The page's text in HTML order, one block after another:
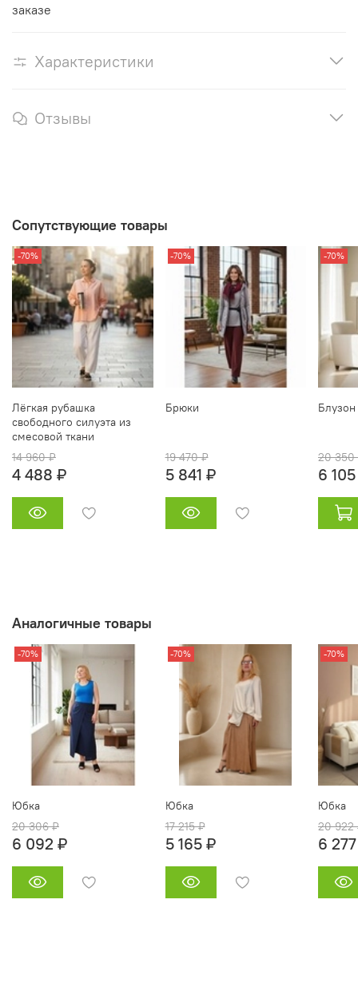
заказе
Характеристики
Отзывы
Сопутствующие товары
-70%
Лёгкая рубашка
свободного силуэта из
смесовой ткани
14 960 ₽
4 488 ₽
-70%
Брюки
19 470 ₽
5 841 ₽
-70%
Блузон
20 350
6
Аналогичные товары
-70%
Юбка
20 306 ₽
6 092 ₽
-70%
Юбка
17 215 ₽
5 165 ₽
-70%
Юбка
20 922
6